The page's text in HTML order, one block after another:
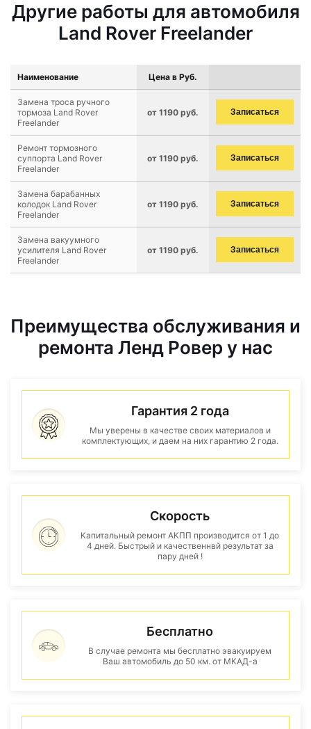
Другие работы для автомобиля
Land Rover Freelander
Наименование Цена в Руб.
Замена троса ручного
тормоза Land Rover
Freelander
от 1190 руб. Записаться
Ремонт тормозного
суппорта Land Rover
Freelander
от 1190 руб. Записаться
Замена барабанных
колодок Land Rover
Freelander
от 1190 руб. Записаться
Замена вакуумного
усилителя Land Rover
Freelander
от 1190 руб. Записаться
Преимущества обслуживания и
ремонта Ленд Ровер у нас
Гарантия 2 года
Мы уверены в качестве своих материалов и
комплектующих, и даем на них гарантию 2 года.
Скорость
Капитальный ремонт АКПП производится от 1 до
4 дней. Быстрый и качественнвй результат за
пару дней !
Бесплатно
В случае ремонта мы бесплатно эвакуируем
Ваш автомобиль до 50 км. от МКАД-а